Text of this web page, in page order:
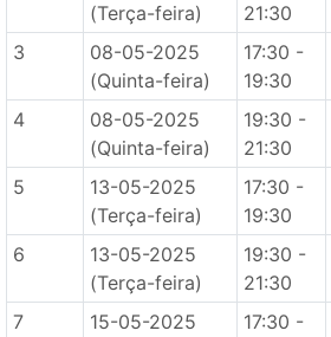
(Terça-feira)
21:30
3
08-05-2025
(Quinta-feira)
17:30 -
19:30
4
08-05-2025
(Quinta-feira)
19:30 -
21:30
5
13-05-2025
(Terça-feira)
17:30 -
19:30
6
13-05-2025
(Terça-feira)
19:30 -
21:30
7
15-05-2025
17:30 -